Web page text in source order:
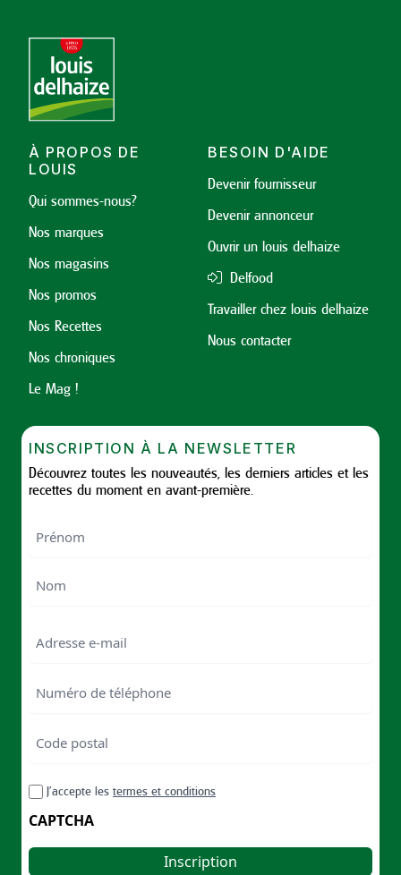
À PROPOS DE
LOUIS
Qui sommes-nous?
Nos marques
Nos magasins
Nos promos
Nos Recettes
Nos chroniques
Le Mag !
BESOIN D'AIDE
Devenir fournisseur
Devenir annonceur
Ouvrir un louis delhaize
Delfood
Travailler chez louis delhaize
Nous contacter
INSCRIPTION À LA NEWSLETTER
Découvrez toutes les nouveautés, les derniers articles et les
recettes du moment en avant-première.
de
postal
postal
RGPDJ’accepte les termes et conditions
CAPTCHA